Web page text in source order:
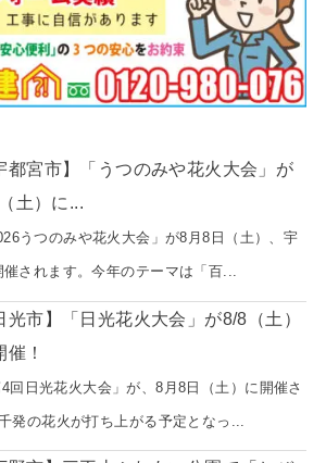
都宮市】「うつのみや花火大会」が
土）に...
うつのみや花火大会」が8月8日（土）、宇
されます。今年のテーマは「百...
光市】「日光花火大会」が8/8（土）
催！
4回日光花火大会」が、8月8日（土）に開催さ
発の花火が打ち上がる予定となっ...